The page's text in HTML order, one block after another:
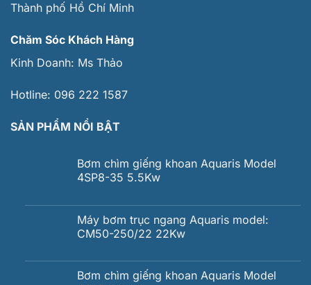
Thành phố Hồ Chí Minh
Chăm Sóc Khách Hàng
Kinh Doanh: Ms Thảo
Hotline: 096 222 1587
SẢN PHẨM NỔI BẬT
Bơm chìm giếng khoan Aquaris Model
4SP8-35 5.5Kw
Máy bơm trục ngang Aquaris model:
CM50-250/22 22Kw
Bơm chìm giếng khoan Aquaris Model